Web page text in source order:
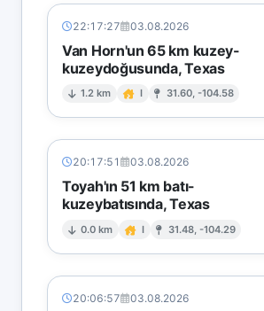
22:17:27 03.08.2026
Van Horn'un 65 km kuzey-
kuzeydoğusunda, Texas
1.2 km I 31.60, -104.58
20:17:51 03.08.2026
Toyah'ın 51 km batı-
kuzeybatısında, Texas
0.0 km I 31.48, -104.29
20:06:57 03.08.2026